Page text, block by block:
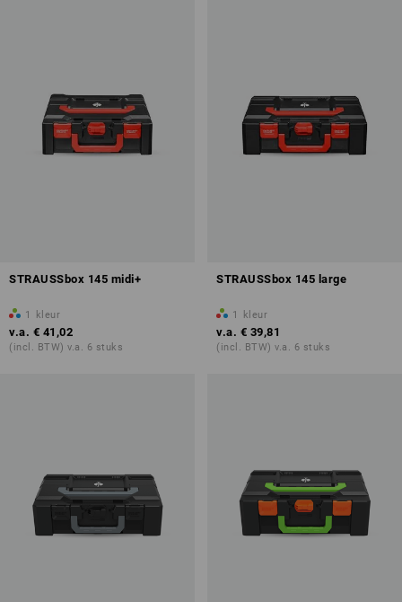
STRAUSSbox 145 midi+
1 kleur
v.a. € 41,02
(incl. BTW) v.a. 6 stuks
STRAUSSbox 145 large
1 kleur
v.a. € 39,81
(incl. BTW) v.a. 6 stuks